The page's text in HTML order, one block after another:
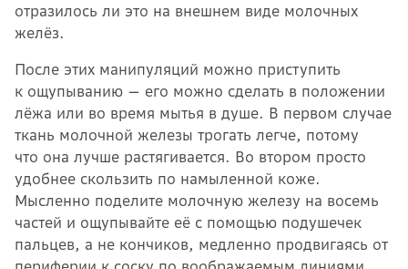
отразилось ли это на внешнем виде молочных
желёз.
После этих манипуляций можно приступить
к ощупыванию — его можно сделать в положении
лёжа или во время мытья в душе. В первом случае
ткань молочной железы трогать легче, потому
что она лучше растягивается. Во втором просто
удобнее скользить по намыленной коже.
Мысленно поделите молочную железу на восемь
частей и ощупывайте её с помощью подушечек
пальцев, а не кончиков, медленно продвигаясь от